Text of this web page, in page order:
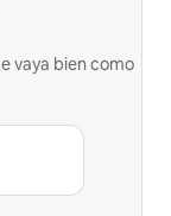
vaya bien como